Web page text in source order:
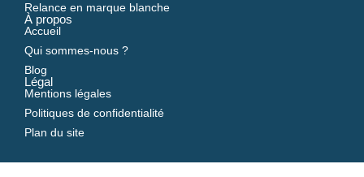
Relance en marque blanche
À propos
Accueil
Qui sommes-nous ?
Blog
Légal
Mentions légales
Politiques de confidentialité
Plan du site